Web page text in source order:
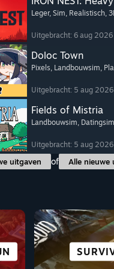
Leger, Sim, Realistisch,
Uitgebracht: 6 aug 2026
Doloc Town
Pixels, Landbouwsim,
Uitgebracht: 5 aug 2026
Fields of Mistria
Landbouwsim, Datingsim
Uitgebracht: 5 aug 2026
uitgaven of Alle nieuwe
GEWELDIG
OPEN